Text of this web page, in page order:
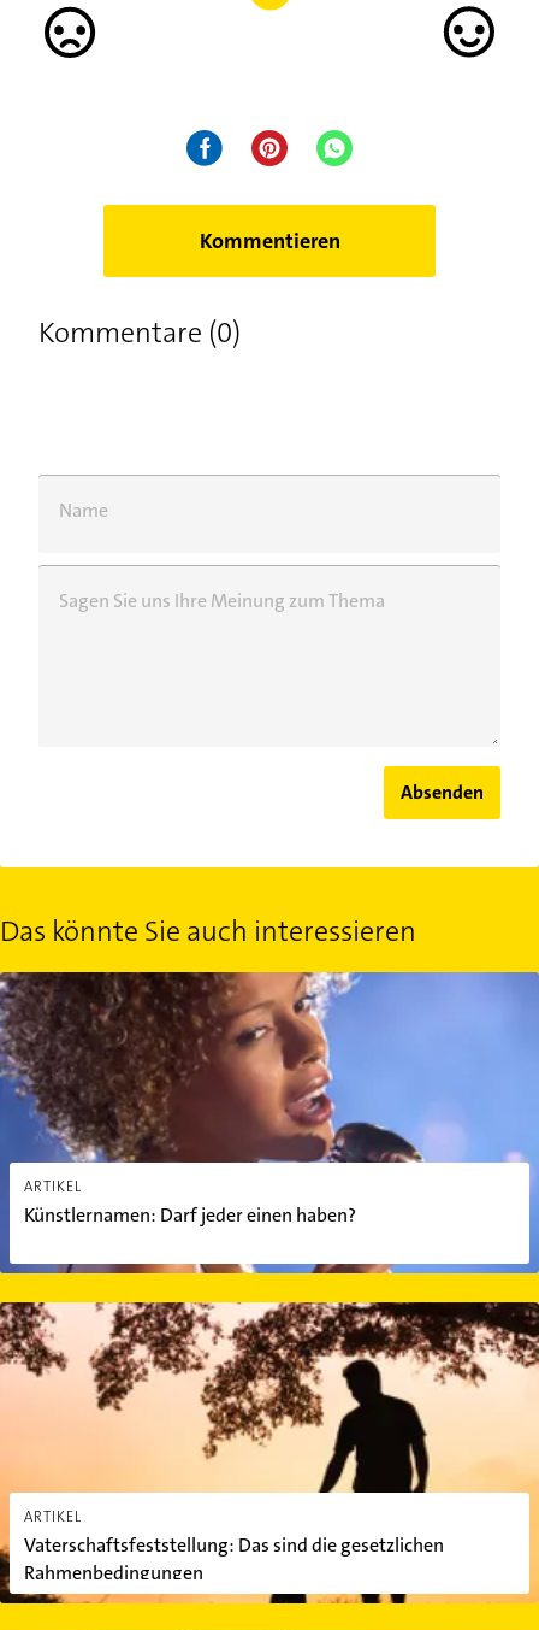
Kommentieren
Kommentare (0)
Name
Sagen Sie uns Ihre Meinung zum Thema
Absenden
Das könnte Sie auch interessieren
ARTIKEL
Künstlernamen: Darf jeder einen haben?
Künstlernamen: Darf jeder einen haben?
ARTIKEL
Vaterschaftsfeststellung: Das sind die gesetzlichen
Rahmenbedingungen
Vaterschaftsfeststellung: Das sind die gesetzlichen